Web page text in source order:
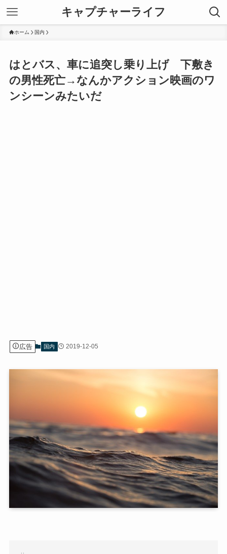
キャプチャーライフ
ホーム 国内
はとバス、車に追突し乗り上げ 下敷き
の男性死亡→なんかアクション映画のワ
ンシーンみたいだ
広告 国内 2019-12-05